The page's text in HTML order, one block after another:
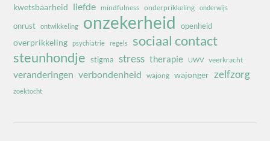
kwetsbaarheid liefde mindfulness onderprikkeling onderwijs
onrust ontwikkeling onzekerheid openheid
overprikkeling psychiatrie regels
sociaal contact
steunhondje stigma stress therapie UWV veerkracht
veranderingen verbondenheid wajong wajonger zelfzorg
zoektocht